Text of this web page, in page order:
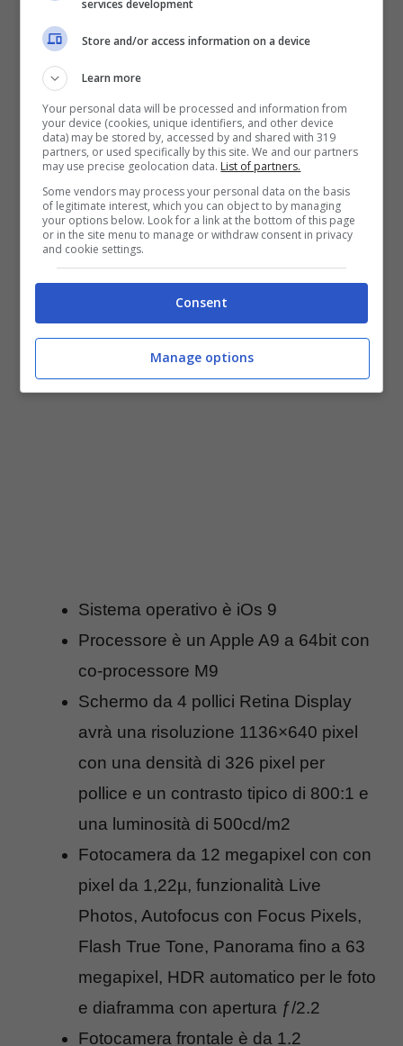
[npgallery id=12959]
La scheda tecnica di iPhone SE riassunta da
Sistema operativo è iOs 9
Processore è un Apple A9 a 64bit con
co-processore M9
Schermo da 4 pollici Retina Display
avrà una risoluzione 1136×640 pixel
con una densità di 326 pixel per
pollice e un contrasto tipico di 800:1 e
una luminosità di 500cd/m2
Fotocamera da 12 megapixel con con
pixel da 1,22µ, funzionalità Live
Photos, Autofocus con Focus Pixels,
Flash True Tone, Panorama fino a 63
megapixel, HDR automatico per le foto
e diaframma con apertura ƒ/2.2
Fotocamera frontale è da 1.2
services development
Store and/or access information on a device
Learn more
Your personal data will be processed and information from
your device (cookies, unique identifiers, and other device
data) may be stored by, accessed by and shared with 319
partners, or used specifically by this site. We and our partners
may use precise geolocation data. List of partners.
Some vendors may process your personal data on the basis
of legitimate interest, which you can object to by managing
your options below. Look for a link at the bottom of this page
or in the site menu to manage or withdraw consent in privacy
and cookie settings.
Consent
Manage options